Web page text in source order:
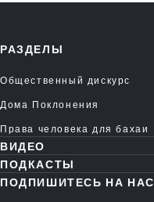
РАЗДЕЛЫ
Общественный дискурс
Дома Поклонения
Права человека для бахаи
ВИДЕО
ПОДКАСТЫ
ПОДПИШИТЕСЬ НА НАС